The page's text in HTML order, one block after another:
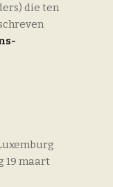
die ten
19 maart